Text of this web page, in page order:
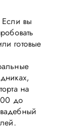
Если вы
готовые
на
до